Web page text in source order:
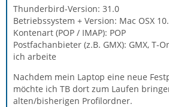
Thunderbird-Version: 31.0
Betriebssystem + Version: Mac OSX
Kontenart (POP / IMAP): POP
Postfachanbieter (z.B. GMX): GMX, T-
ich arbeite
Nachdem mein Laptop eine neue
möchte ich TB dort zum Laufen
alten/bisherigen Profilordner.